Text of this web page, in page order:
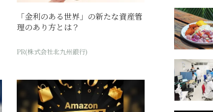
「金利のある世界」の新たな資産管
理のあり方とは？
PR(株式会社北九州銀行)